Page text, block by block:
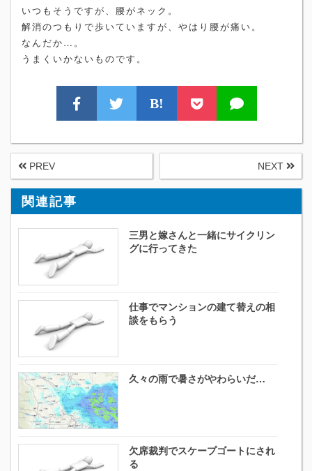
いつもそうですが、腰がネック。
解消のつもりで歩いていますが、やはり腰が痛い。
なんだか…。
うまくいかないものです。
B!
PREV NEXT
関連記事
三男と嫁さんと一緒にサイクリン
グに行ってきた
仕事でマンションの建て替えの相
談をもらう
久々の雨で暑さがやわらいだ…
欠席裁判でスケープゴートにされ
る